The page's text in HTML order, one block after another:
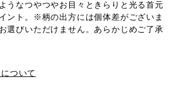
うなつやつやお目々ときらりと光る首元
ント。※柄の出方には個体差がございま
選びいただけません。あらかじめご了承
ついて